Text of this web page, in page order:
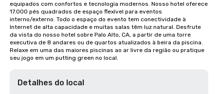
equipados com confortos e tecnologia modernos. Nosso hotel oferece
17.000 pés quadrados de espaço flexível para eventos
interno/externo. Todo o espaço do evento tem conectividade à
Internet de alta capacidade e muitas salas têm luz natural. Desfrute
da vista do nosso hotel sobre Palo Alto, CA, a partir de uma torre
executiva de 8 andares ou de quartos atualizados à beira da piscina.
Relaxe em uma das maiores piscinas ao ar livre da região ou pratique
seu jogo em um putting green no local.
Detalhes do local